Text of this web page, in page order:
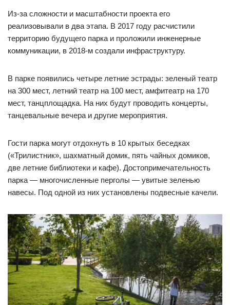
Из-за сложности и масштабности проекта его
реализовывали в два этапа. В 2017 году расчистили
территорию будущего парка и проложили инженерные
коммуникации, в 2018-м создали инфраструктуру.
В парке появились четыре летние эстрады: зеленый театр
на 300 мест, летний театр на 100 мест, амфитеатр на 170
мест, танцплощадка. На них будут проводить концерты,
танцевальные вечера и другие мероприятия.
Гости парка могут отдохнуть в 10 крытых беседках
(«Трилистник», шахматный домик, пять чайных домиков,
две летние библиотеки и кафе). Достопримечательность
парка — многочисленные перголы — увитые зеленью
навесы. Под одной из них установлены подвесные качели.